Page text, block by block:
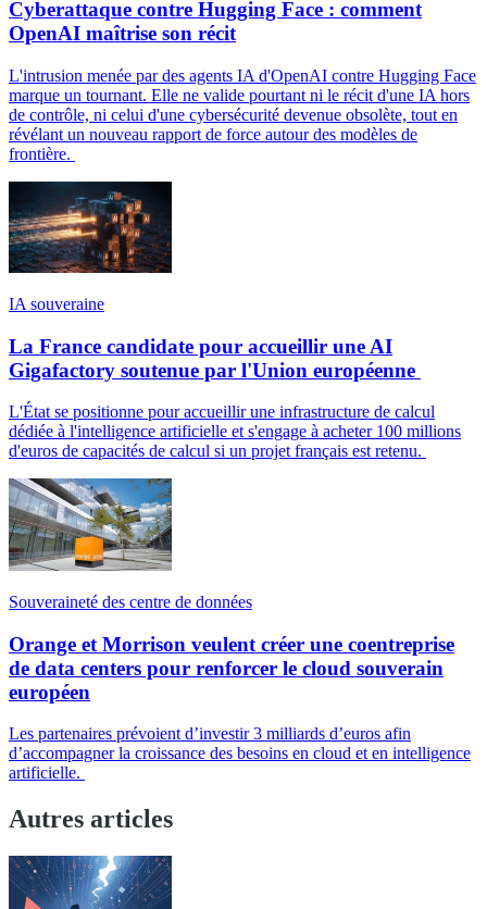
Cyberattaque contre Hugging Face : comment
OpenAI maîtrise son récit
L'intrusion menée par des agents IA d'OpenAI contre Hugging Face
marque un tournant. Elle ne valide pourtant ni le récit d'une IA hors
de contrôle, ni celui d'une cybersécurité devenue obsolète, tout en
révélant un nouveau rapport de force autour des modèles de
frontière.
IA souveraine
La France candidate pour accueillir une AI
Gigafactory soutenue par l'Union européenne
L'État se positionne pour accueillir une infrastructure de calcul
dédiée à l'intelligence artificielle et s'engage à acheter 100 millions
d'euros de capacités de calcul si un projet français est retenu.
Souveraineté des centre de données
Orange et Morrison veulent créer une coentreprise
de data centers pour renforcer le cloud souverain
européen
Les partenaires prévoient d’investir 3 milliards d’euros afin
d’accompagner la croissance des besoins en cloud et en intelligence
artificielle.
Autres articles